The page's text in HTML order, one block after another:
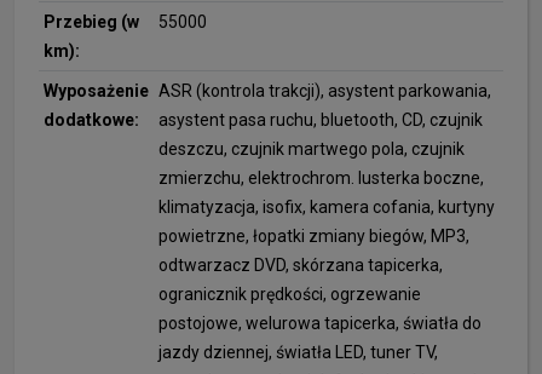
Przebieg (w
km):
55000
Wyposażenie
dodatkowe:
ASR (kontrola trakcji), asystent parkowania,
asystent pasa ruchu, bluetooth, CD, czujnik
deszczu, czujnik martwego pola, czujnik
zmierzchu, elektrochrom. lusterka boczne,
klimatyzacja, isofix, kamera cofania, kurtyny
powietrzne, łopatki zmiany biegów, MP3,
odtwarzacz DVD, skórzana tapicerka,
ogranicznik prędkości, ogrzewanie
postojowe, welurowa tapicerka, światła do
jazdy dziennej, światła LED, tuner TV,